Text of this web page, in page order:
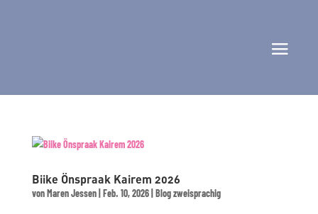
Biike Önspraak Kairem 2026
vonMaren Jessen| Feb. 10, 2026| Blog zweisprachig